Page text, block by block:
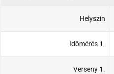
Helyszín
Időmérés 1.
Verseny 1.